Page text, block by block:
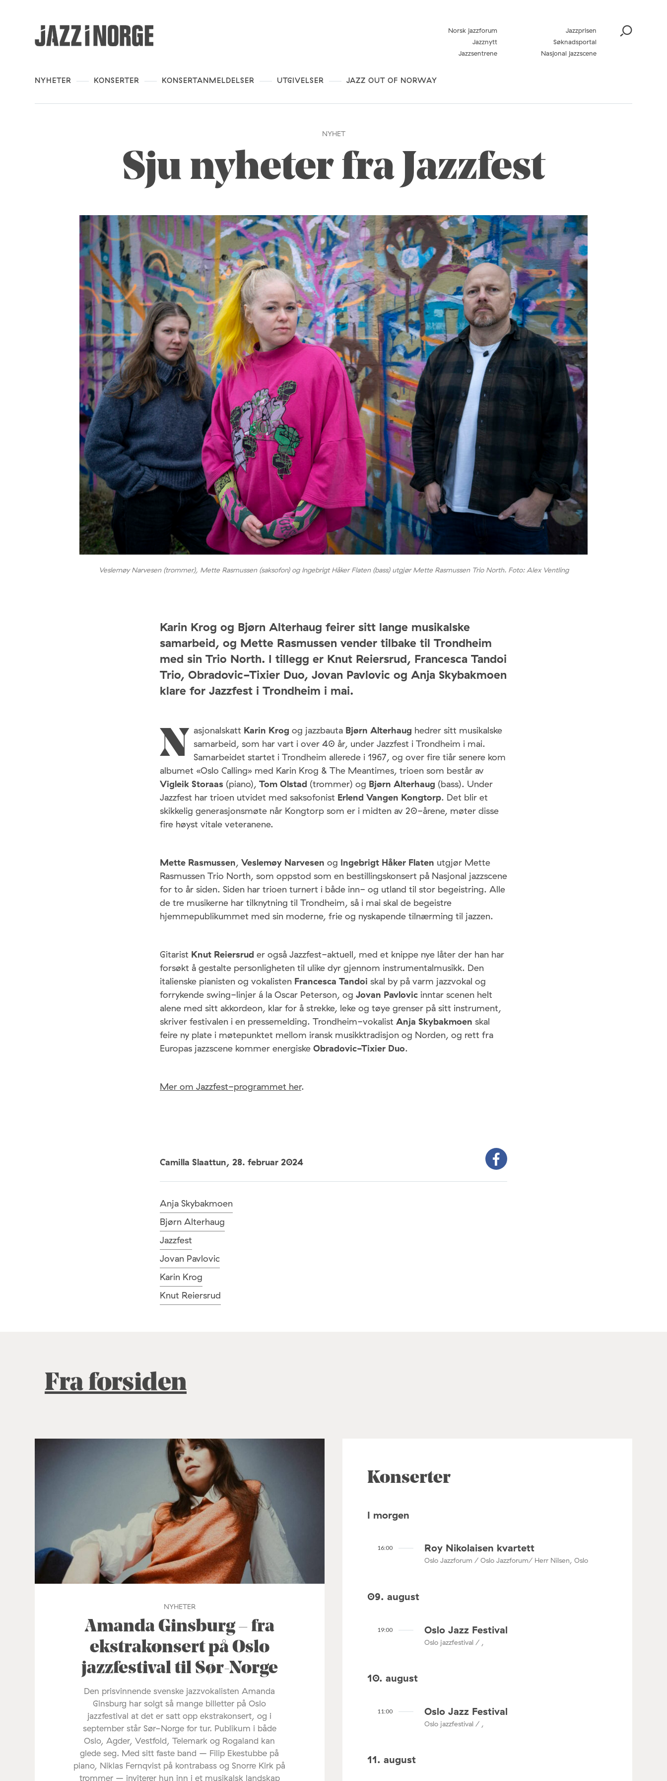
NYHETER KONSERTER KONSERTANMELDELSER UTGIVELSER JAZZ OUT OF NORWAY
Norsk jazzforum
Jazzprisen
Jazznytt
Søknadsportal
Jazzsentrene
Nasjonal jazzscene
NYHET
Sju nyheter fra Jazzfest
Veslemøy Narvesen (trommer), Mette Rasmussen (saksofon) og Ingebrigt Håker Flaten (bass) utgjør Mette Rasmussen Trio North. Foto: Alex Ventling
Karin Krog og Bjørn Alterhaug feirer sitt lange musikalske
samarbeid, og Mette Rasmussen vender tilbake til Trondheim
med sin Trio North. I tillegg er Knut Reiersrud, Francesca Tandoi
Trio, Obradovic-Tixier Duo, Jovan Pavlovic og Anja Skybakmoen
klare for Jazzfest i Trondheim i mai.
N asjonalskatt Karin Krog og jazzbauta Bjørn Alterhaug hedrer sitt musikalske
samarbeid, som har vart i over 40 år, under Jazzfest i Trondheim i mai.
Samarbeidet startet i Trondheim allerede i 1967, og over fire tiår senere kom
albumet «Oslo Calling» med Karin Krog & The Meantimes, trioen som består av
Vigleik Storaas (piano), Tom Olstad (trommer) og Bjørn Alterhaug (bass). Under
Jazzfest har trioen utvidet med saksofonist Erlend Vangen Kongtorp. Det blir et
skikkelig generasjonsmøte når Kongtorp som er i midten av 20-årene, møter disse
fire høyst vitale veteranene.
Mette Rasmussen, Veslemøy Narvesen og Ingebrigt Håker Flaten utgjør Mette
Rasmussen Trio North, som oppstod som en bestillingskonsert på Nasjonal jazzscene
for to år siden. Siden har trioen turnert i både inn- og utland til stor begeistring. Alle
de tre musikerne har tilknytning til Trondheim, så i mai skal de begeistre
hjemmepublikummet med sin moderne, frie og nyskapende tilnærming til jazzen.
Gitarist Knut Reiersrud er også Jazzfest-aktuell, med et knippe nye låter der han har
forsøkt å gestalte personligheten til ulike dyr gjennom instrumentalmusikk. Den
italienske pianisten og vokalisten Francesca Tandoi skal by på varm jazzvokal og
forrykende swing-linjer á la Oscar Peterson, og Jovan Pavlovic inntar scenen helt
alene med sitt akkordeon, klar for å strekke, leke og tøye grenser på sitt instrument,
skriver festivalen i en pressemelding. Trondheim-vokalist Anja Skybakmoen skal
feire ny plate i møtepunktet mellom iransk musikktradisjon og Norden, og rett fra
Europas jazzscene kommer energiske Obradovic-Tixier Duo.
Mer om Jazzfest-programmet her.
Camilla Slaattun, 28. februar 2024
Anja Skybakmoen
Bjørn Alterhaug
Jazzfest
Jovan Pavlovic
Karin Krog
Knut Reiersrud
Fra forsiden
NYHETER
Amanda Ginsburg – fra
ekstrakonsert på Oslo
jazzfestival til Sør-Norge
Den prisvinnende svenske jazzvokalisten Amanda
Ginsburg har solgt så mange billetter på Oslo
jazzfestival at det er satt opp ekstrakonsert, og i
september står Sør-Norge for tur. Publikum i både
Oslo, Agder, Vestfold, Telemark og Rogaland kan
glede seg. Med sitt faste band – Filip Ekestubbe på
piano, Niklas Fernqvist på kontrabass og Snorre Kirk på
trommer – inviterer hun inn i et musikalsk landskap
Konserter
I morgen
16:00 Roy Nikolaisen kvartett
Oslo Jazzforum / Oslo Jazzforum/ Herr Nilsen, Oslo
09. august
19:00 Oslo Jazz Festival
Oslo jazzfestival / ,
10. august
11:00 Oslo Jazz Festival
Oslo jazzfestival / ,
11. august